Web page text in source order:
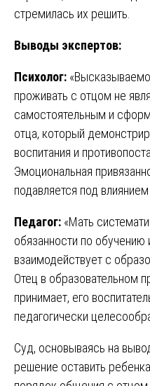
стремилась их решить.
Выводы экспертов:
Психолог:
проживать с отцом не
самостоятельным и
отца, который
воспитания и
Эмоциональная
подавляется под влиянием
Педагог: «Мать
обязанности по обучению
взаимодействует с
Отец в образовательном
принимает, его
педагогически
Суд, основываясь на
решение оставить